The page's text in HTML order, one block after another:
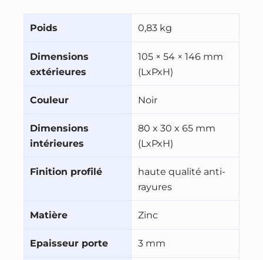
Poids 0,83 kg
Dimensions
extérieures
105 × 54 × 146 mm
(LxPxH)
Couleur Noir
Dimensions
intérieures
80 x 30 x 65 mm
(LxPxH)
Finition profilé
haute qualité anti-
rayures
Matière Zinc
Epaisseur porte 3 mm